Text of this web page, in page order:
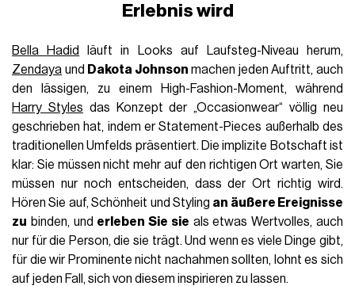
Erlebnis wird
Bella Hadid
läuft in Looks auf Laufsteg-Niveau herum,
Zendaya und Dakota Johnson machen jeden Auftritt, auch
den lässigen, zu einem High-Fashion-Moment, während
Harry Styles das Konzept der „Occasionwear“ völlig neu
geschrieben hat, indem er Statement-Pieces außerhalb des
traditionellen Umfelds präsentiert. Die implizite Botschaft ist
klar: Sie müssen nicht mehr auf den richtigen Ort warten, Sie
müssen nur noch entscheiden, dass der Ort richtig wird.
Hören Sie auf, Schönheit und Styling an äußere Ereignisse
zu binden, und erleben Sie sie als etwas Wertvolles, auch
nur für die Person, die sie trägt. Und wenn es viele Dinge gibt,
für die wir Prominente nicht nachahmen sollten, lohnt es sich
auf jeden Fall, sich von diesem inspirieren zu lassen.